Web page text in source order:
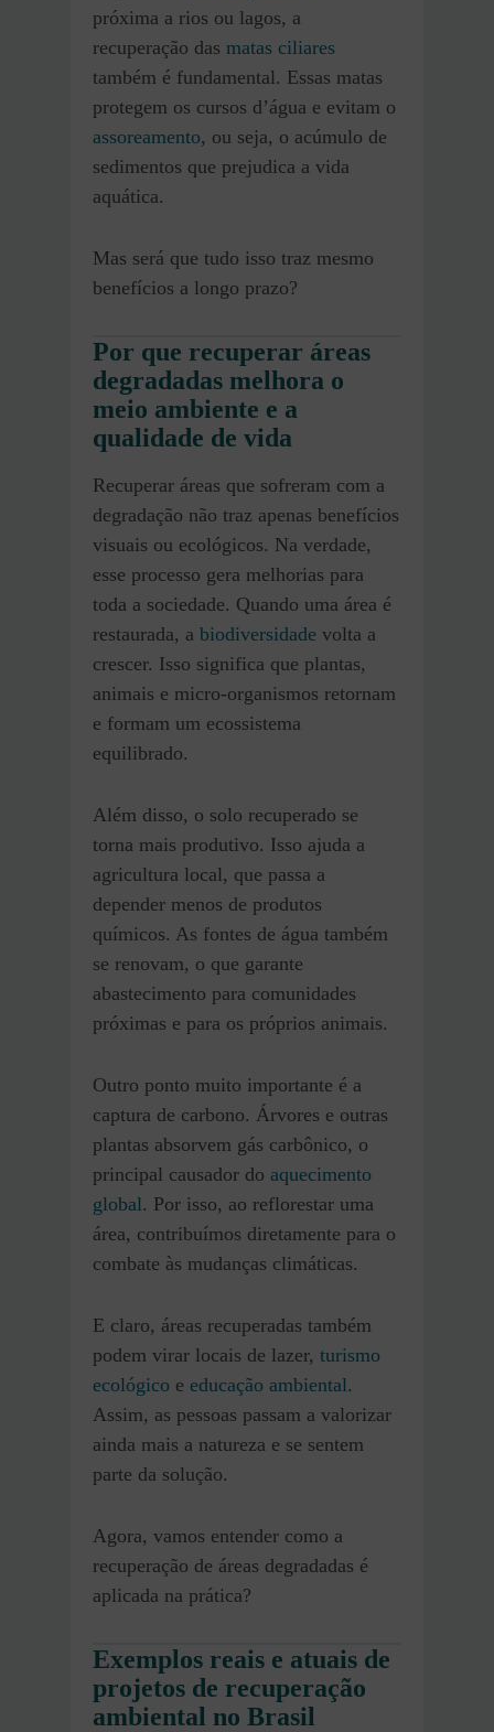
próxima a rios ou lagos, a
recuperação das matas ciliares
também é fundamental. Essas matas
protegem os cursos d’água e evitam o
assoreamento, ou seja, o acúmulo de
sedimentos que prejudica a vida
aquática.
Mas será que tudo isso traz mesmo
benefícios a longo prazo?
Por que recuperar áreas
degradadas melhora o
meio ambiente e a
qualidade de vida
Recuperar áreas que sofreram com a
degradação não traz apenas benefícios
visuais ou ecológicos. Na verdade,
esse processo gera melhorias para
toda a sociedade. Quando uma área é
restaurada, a biodiversidade volta a
crescer. Isso significa que plantas,
animais e micro-organismos retornam
e formam um ecossistema
equilibrado.
Além disso, o solo recuperado se
torna mais produtivo. Isso ajuda a
agricultura local, que passa a
depender menos de produtos
químicos. As fontes de água também
se renovam, o que garante
abastecimento para comunidades
próximas e para os próprios animais.
Outro ponto muito importante é a
captura de carbono. Árvores e outras
plantas absorvem gás carbônico, o
principal causador do aquecimento
global. Por isso, ao reflorestar uma
área, contribuímos diretamente para o
combate às mudanças climáticas.
E claro, áreas recuperadas também
podem virar locais de lazer, turismo
ecológico e educação ambiental.
Assim, as pessoas passam a valorizar
ainda mais a natureza e se sentem
parte da solução.
Agora, vamos entender como a
recuperação de áreas degradadas é
aplicada na prática?
Exemplos reais e atuais de
projetos de recuperação
ambiental no Brasil